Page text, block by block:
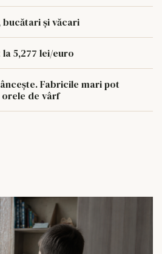
și văcari
5,277 lei/euro
Fabricile mari pot
de vârf